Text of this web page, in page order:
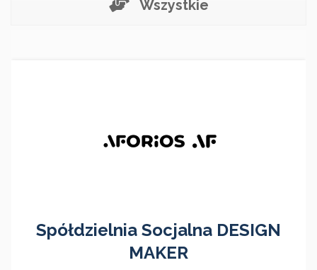
Wszystkie
Spółdzielnia Socjalna DESIGN
MAKER